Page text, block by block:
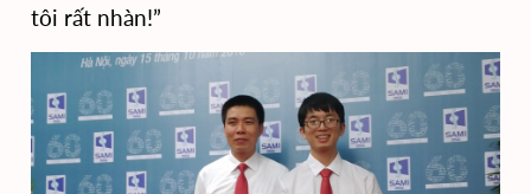
tôi rất nhàn!”